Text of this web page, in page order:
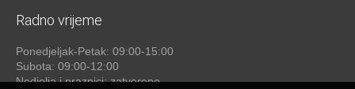
Radno vrijeme
Ponedjeljak-Petak: 09:00-15:00
Subota: 09:00-12:00
Nedjelja i praznici: zatvoreno